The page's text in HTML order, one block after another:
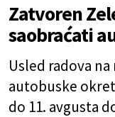
Zatvoren
saobraćati
Usled radova
autobuske
do 11. avgusta